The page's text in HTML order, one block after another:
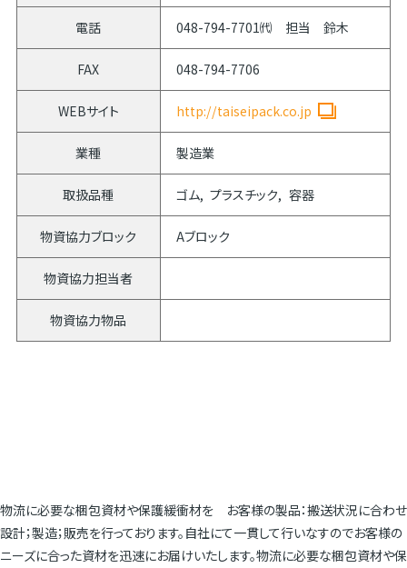
電話 048-794-7701㈹ 担当 鈴木
FAX 048-794-7706
WEBサイト http://taiseipack.co.jp
業種 製造業
取扱品種 ゴム プラスチック 容器
物資協力ブロック Aブロック
物資協力担当者
物資協力物品
物流に必要な梱包資材や保護緩衝材を お客様の製品：搬送状況に合わせ
設計；製造；販売を行っております。自社にて一貫して行いなすのでお客様の
ニーズに合った資材を迅速にお届けいたします。物流に必要な梱包資材や保